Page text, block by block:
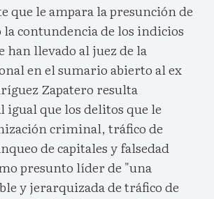
que le ampara la presunción de
contundencia de los indicios
han llevado al juez de la
en el sumario abierto al ex
Zapatero resulta
igual que los delitos que le
criminal, tráfico de
de capitales y falsedad
presunto líder de "una
y jerarquizada de tráfico de